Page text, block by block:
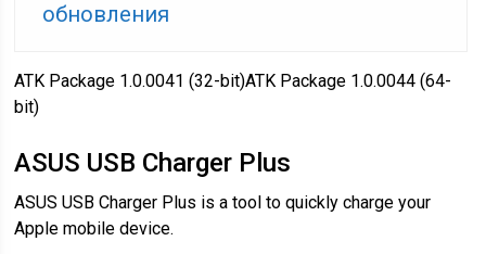
обновления
ATK Package 1.0.0041 (32-bit)ATK Package 1.0.0044 (64-
bit)
ASUS USB Charger Plus
ASUS USB Charger Plus is a tool to quickly charge your
Apple mobile device.